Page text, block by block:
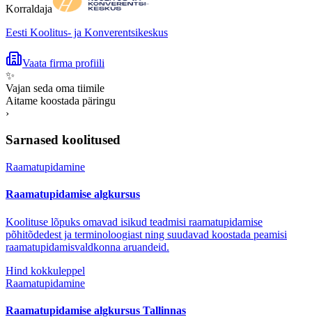
Korraldaja
Eesti Koolitus- ja Konverentsikeskus
Vaata firma profiili
✨
Vajan seda oma tiimile
Aitame koostada päringu
›
Sarnased koolitused
Raamatupidamine
Raamatupidamise algkursus
Koolituse lõpuks omavad isikud teadmisi raamatupidamise
põhitõdedest ja terminoloogiast ning suudavad koostada peamisi
raamatupidamisvaldkonna aruandeid.
Hind kokkuleppel
Raamatupidamine
Raamatupidamise algkursus Tallinnas